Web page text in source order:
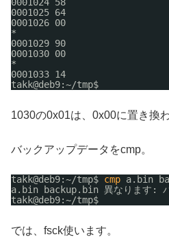
0001024 58
0001025 64
0001026 00
*
0001029 90
0001030 00
*
0001033 14
takk@deb9:~/tmp$
1030の0x01は、0x00に置き換
バックアップデータをcmp。
takk@deb9:~/tmp$ cmp a.bin
a.bin backup.bin 異なります:
takk@deb9:~/tmp$
では、fsck使います。